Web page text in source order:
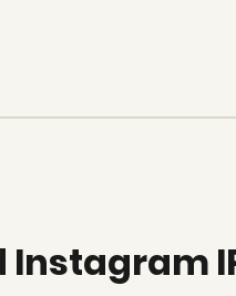
Instagram